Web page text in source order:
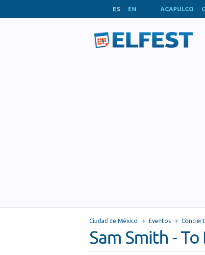
ES EN ACAPULCO
Ciudad de México Eventos
Sam Smith - To